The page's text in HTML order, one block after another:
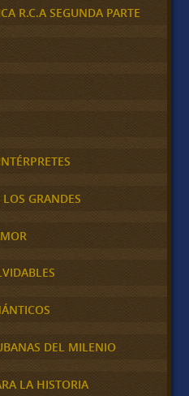
R.C.A SEGUNDA PARTE
GRANDES
DEL MILENIO
LA HISTORIA